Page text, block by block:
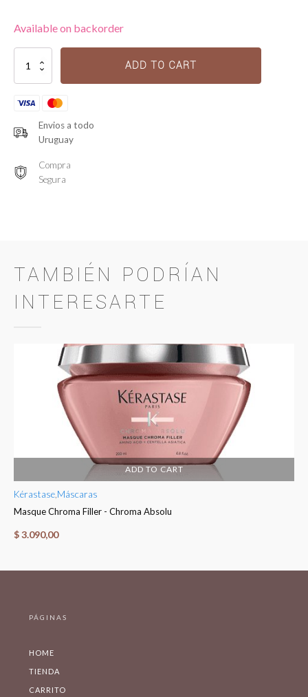
Available on backorder
Starlight
Digital
5D
quantity
ADD TO CART
Envios a todo
Uruguay
Compra
Segura
TAMBIÉN PODRÍAN
INTERESARTE
ADD TO CART
Kérastase Máscaras
Masque Chroma Filler - Chroma Absolu
$3.090,00
PÁGINAS
HOME
TIENDA
CARRITO